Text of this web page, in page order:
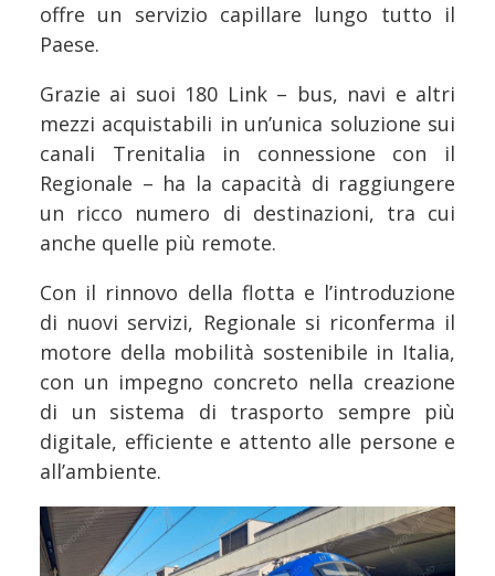
offre un servizio capillare lungo tutto il
Paese.
Grazie ai suoi 180 Link – bus, navi e altri
mezzi acquistabili in un’unica soluzione sui
canali Trenitalia in connessione con il
Regionale – ha la capacità di raggiungere
un ricco numero di destinazioni, tra cui
anche quelle più remote.
Con il rinnovo della flotta e l’introduzione
di nuovi servizi, Regionale si riconferma il
motore della mobilità sostenibile in Italia,
con un impegno concreto nella creazione
di un sistema di trasporto sempre più
digitale, efficiente e attento alle persone e
all’ambiente.